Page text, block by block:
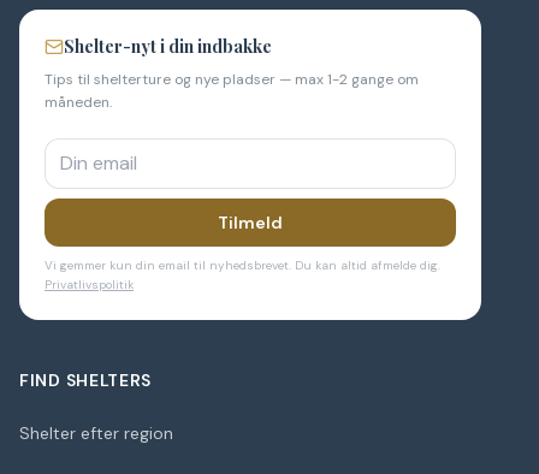
Shelter-nyt i din indbakke
Tips til shelterture og nye pladser — max 1-2 gange om
måneden.
Tilmeld
Vi gemmer kun din email til nyhedsbrevet. Du kan altid afmelde dig.
Privatlivspolitik
FIND SHELTERS
Shelter efter region